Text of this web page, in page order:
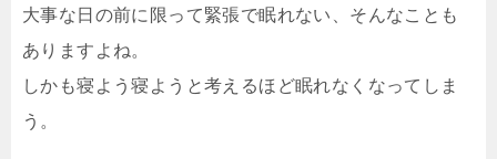
大事な日の前に限って緊張で眠れない、そんなことも
ありますよね。
しかも寝よう寝ようと考えるほど眠れなくなってしま
う。